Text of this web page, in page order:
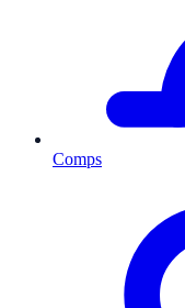
Comps